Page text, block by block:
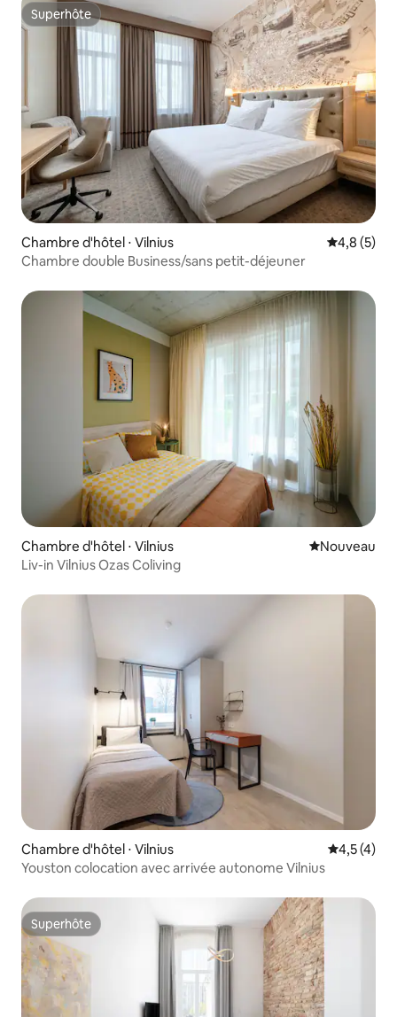
Superhôte
Superhôte
Chambre d'hôtel ⋅ Vilnius Évaluation
4,8 (5)
Chambre double Business/sans petit-déjeuner
Chambre d'hôtel ⋅ Vilnius Nouvel
Nouveau
Liv-in Vilnius Ozas Coliving
Chambre d'hôtel ⋅ Vilnius Évaluation
4,5 (4)
Youston colocation avec arrivée autonome Vilnius
Superhôte
Superhôte